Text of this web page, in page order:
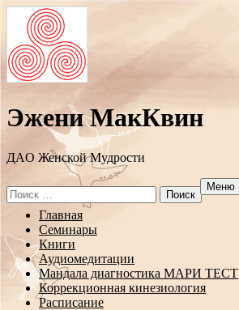
Эжени МакКвин
ДAO Женской Мудрости
Search
for:
Меню
Перейти
содержанию
Главная
Семинары
Книги
Аудиомедитации
Мандала диагностика МАРИ ТЕСТ
Коррекционная кинезиология
Расписание